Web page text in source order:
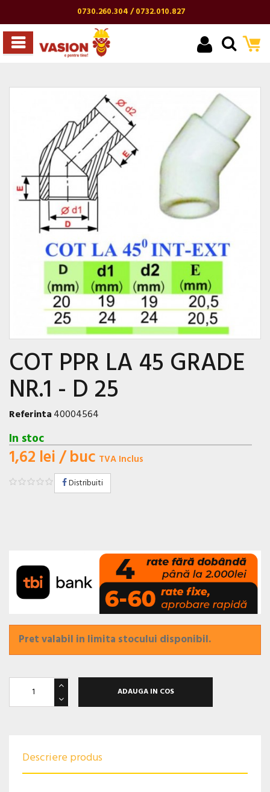
0730.260.304 / 0732.010.827
COT PPR LA 45 GRADE
NR.1 - D 25
Referinta40004564
In stoc
1,62 lei/ buc TVA Inclus
Distribuiti
Pret valabil in limita stocului disponibil.
ADAUGA IN COS
Descriere produs